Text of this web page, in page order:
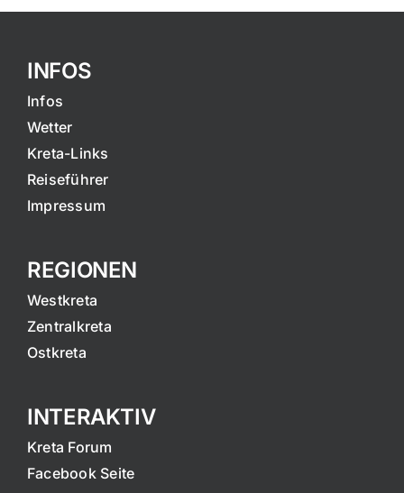
INFOS
Infos
Wetter
Kreta-Links
Reiseführer
Impressum
REGIONEN
Westkreta
Zentralkreta
Ostkreta
INTERAKTIV
Kreta Forum
Facebook Seite